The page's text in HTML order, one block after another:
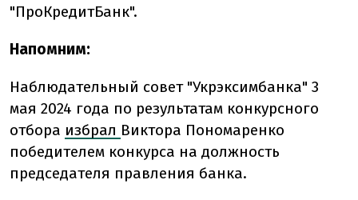
"ПроКредитБанк".
Напомним:
Наблюдательный совет "Укрэксимбанка" 3
мая 2024 года по результатам конкурсного
отбора избрал Виктора Пономаренко
победителем конкурса на должность
председателя правления банка.